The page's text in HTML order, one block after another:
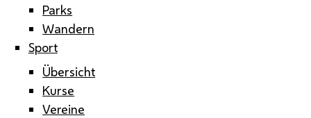
Parks
Wandern
Sport
Übersicht
Kurse
Vereine